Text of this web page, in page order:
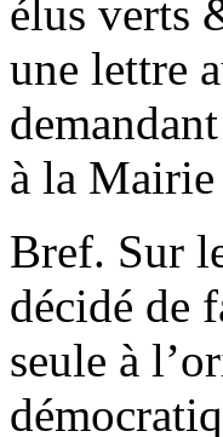
élus verts
une lettre
à la
Bref. Sur
décidé de
seule à